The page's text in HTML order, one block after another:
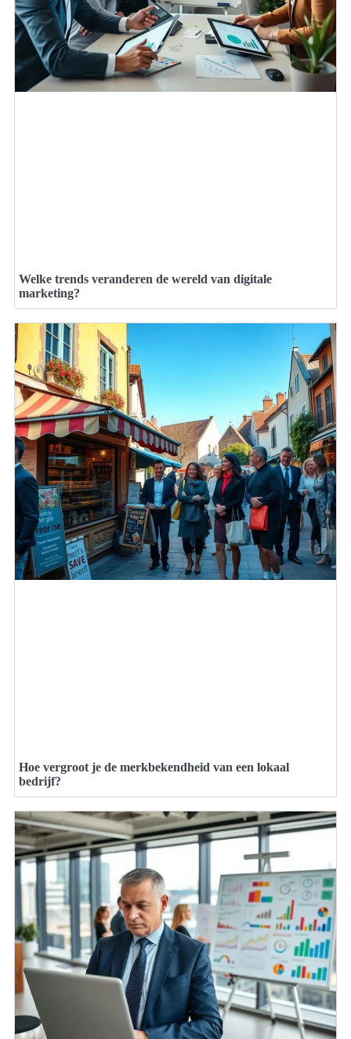
Welke trends veranderen de wereld van digitale
marketing?
Hoe vergroot je de merkbekendheid van een lokaal
bedrijf?